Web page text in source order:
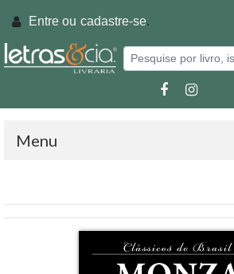
Entre ou cadastre-se.
Menu